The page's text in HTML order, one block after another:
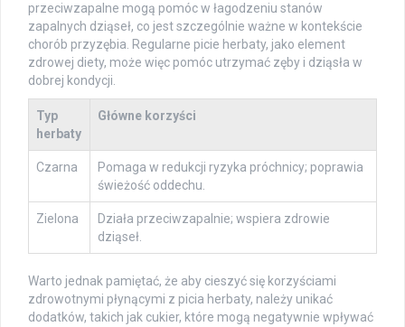
przeciwzapalne mogą pomóc w łagodzeniu stanów
zapalnych dziąseł, co jest szczególnie ważne w kontekście
chorób przyzębia. Regularne picie herbaty, jako element
zdrowej diety, może więc pomóc utrzymać zęby i dziąsła w
dobrej kondycji.
Typ
herbaty
Główne korzyści
Czarna
Pomaga w redukcji ryzyka próchnicy; poprawia
świeżość oddechu.
Zielona
Działa przeciwzapalnie; wspiera zdrowie
dziąseł.
Warto jednak pamiętać, że aby cieszyć się korzyściami
zdrowotnymi płynącymi z picia herbaty, należy unikać
dodatków, takich jak cukier, które mogą negatywnie wpływać